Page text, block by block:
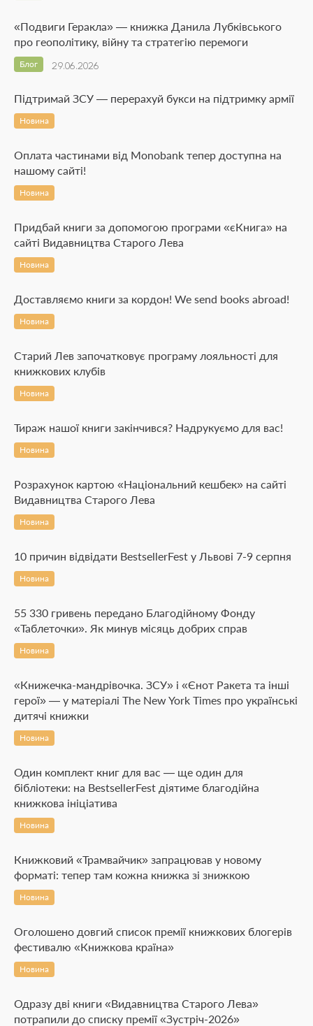
«Подвиги Геракла» — книжка Данила Лубківського
про геополітику, війну та стратегію перемоги
29.06.2026
Блог
Підтримай ЗСУ — перерахуй букси на підтримку армії
Новина
Оплата частинами від Monobank тепер доступна на
нашому сайті!
Новина
Придбай книги за допомогою програми «єКнига» на
сайті Видавництва Старого Лева
Новина
Доставляємо книги за кордон! We send books abroad!
Новина
Старий Лев започатковує програму лояльності для
книжкових клубів
Новина
Тираж нашої книги закінчився? Надрукуємо для вас!
Новина
Розрахунок картою «Національний кешбек» на сайті
Видавництва Старого Лева
Новина
10 причин відвідати BestsellerFest у Львові 7-9 серпня
Новина
55 330 гривень передано Благодійному Фонду
«Таблеточки». Як минув місяць добрих справ
Новина
«Книжечка-мандрівочка. ЗСУ» і «Єнот Ракета та інші
герої» — у матеріалі The New York Times про українські
дитячі книжки
Новина
Один комплект книг для вас — ще один для
бібліотеки: на BestsellerFest діятиме благодійна
книжкова ініціатива
Новина
Книжковий «Трамвайчик» запрацював у новому
форматі: тепер там кожна книжка зі знижкою
Новина
Оголошено довгий список премії книжкових блогерів
фестивалю «Книжкова країна»
Новина
Одразу дві книги «Видавництва Старого Лева»
потрапили до списку премії «Зустріч-2026»